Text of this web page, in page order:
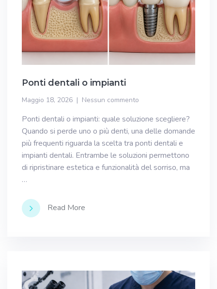
Ponti dentali o impianti
Maggio 18, 2026 Nessun commento
Ponti dentali o impianti: quale soluzione scegliere?
Quando si perde uno o più denti, una delle domande
più frequenti riguarda la scelta tra ponti dentali e
impianti dentali. Entrambe le soluzioni permettono
di ripristinare estetica e funzionalità del sorriso, ma
…
Read More